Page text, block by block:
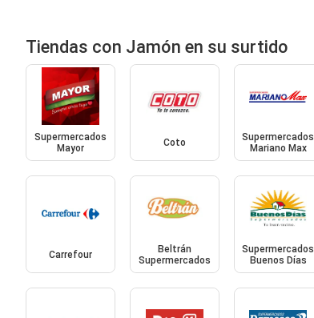
Tiendas con Jamón en su surtido
Supermercados
Mayor
Coto
Supermercados
Mariano Max
Carrefour
Beltrán
Supermercados
Supermercados
Buenos Días